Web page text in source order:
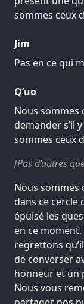
sommes ceux
Jim
Pas en ce qui
Q’uo
Nous sommes
demander s’il
sommes ceux
[Pas d’autres
Nous sommes
dans ce cercle
épuisé les
en ce
regrettons
de converser
honneur et un
Nous vous